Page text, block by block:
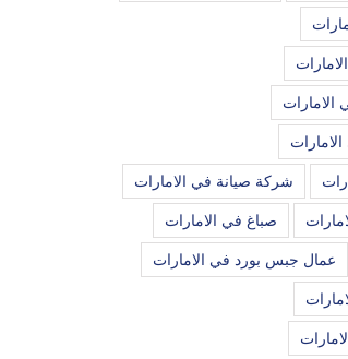
شركة صيانة في الامارات
صباغ في الامارات
عمال جبس بورد في الامارات